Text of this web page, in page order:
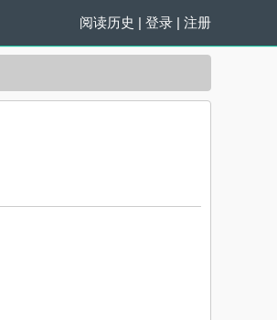
阅读历史 | 登录 | 注册